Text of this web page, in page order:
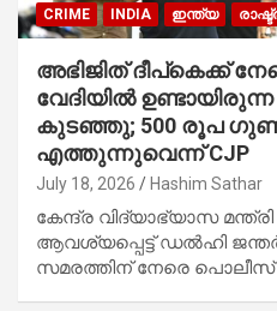
CRIME INDIA ഇന്ത്യ
അഭിജിത് ദീപ്കെക്ക്
വേദിയിൽ
കുടഞ്ഞു; 500 രൂപ
എത്തുന്നുവെന്ന് CJP
July 18, 2026 Hashim Sathar
കേന്ദ്ര വിദ്യാഭ്യാസ
ആവശ്യപ്പെട്ട് ഡൽഹി
സമരത്തിന് നേരെ പൊലീസ്